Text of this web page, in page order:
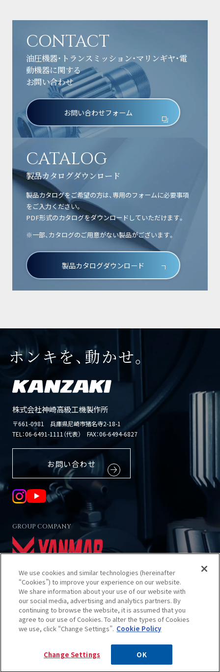
CONTACT
油圧機器・トランスミッション・マリンギヤ・電
動機器に関する
お問い合わせ
お問い合わせフォーム
CATALOG
製品カタログダウンロード
製品カタログをご希望の方は、専用のフォームに必要事項
をご入力ください。
PDF形式のカタログをダウンロードしていただけます。
※一部、カタログのご用意がない製品がございます。
製品カタログダウンロード
株式会社神崎高級工機製作所
〒661-0981 兵庫県尼崎市猪名寺2-18-1
TEL：06-6491-1111（代表） FAX：06-6494-6827
お問い合わせ
GROUP COMPANY
当サイトのご利用について
プライバシーポリシー
クッキーポリシー
© 2025 Kanzaki Kokyukoki MFG. CO., LTD.
ホンキを、動かせ。
We use cookies and similar technologies (hereinafter
“Cookies”) to improve your experience on our website.
We share information about your use of our website with
our social media, advertising and analytics partners. By
continuing to browse the website, it is assumed that you
agree to our use of Cookies. To alter the types of Cookies
we use, click “Change Settings”. Cookie Policy
Change Settings OK